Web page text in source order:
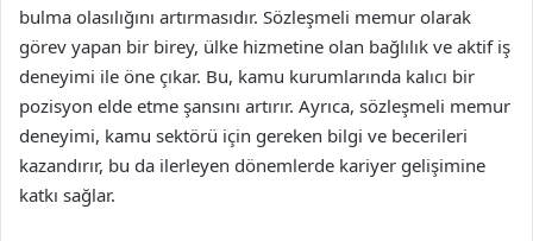
bulma olasılığını artırmasıdır. Sözleşmeli memur olarak
görev yapan bir birey, ülke hizmetine olan bağlılık ve aktif iş
deneyimi ile öne çıkar. Bu, kamu kurumlarında kalıcı bir
pozisyon elde etme şansını artırır. Ayrıca, sözleşmeli memur
deneyimi, kamu sektörü için gereken bilgi ve becerileri
kazandırır, bu da ilerleyen dönemlerde kariyer gelişimine
katkı sağlar.